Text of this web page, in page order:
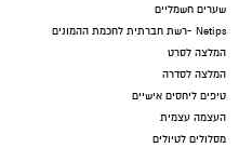
שערים חשמליים
Netips -רשת חברתית לחכמת ההמונים
המלצה לסרט
המלצה לסדרה
טיפים ליחסים אישיים
העצמה עצמית
מסלולים לטיולים